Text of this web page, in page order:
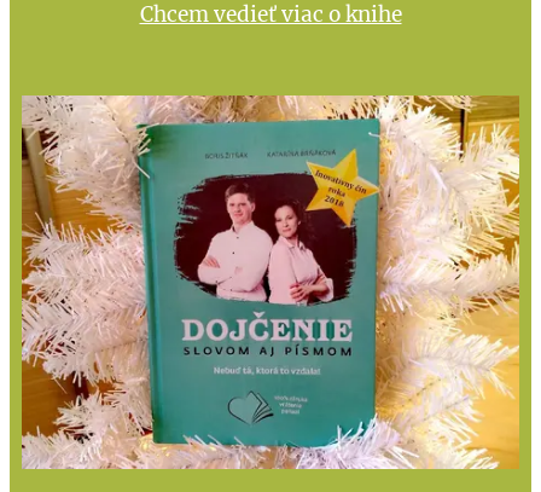
Chcem vedieť viac o knihe